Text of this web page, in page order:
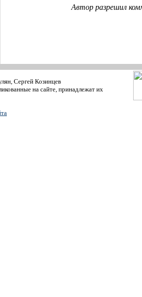
Автор разрешил
Сергей Козинцев
на сайте, принадлежат их